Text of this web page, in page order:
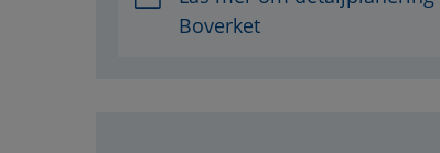
Boverket